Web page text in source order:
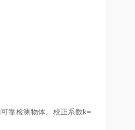
靠检测物体。校正系数k=